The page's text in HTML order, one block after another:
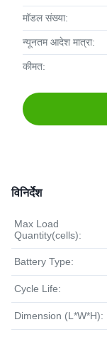
मॉडल संख्या:
न्यूनतम आदेश मात्रा:
कीमत:
विनिर्देश
Max Load
Quantity(cells):
Battery Type:
Cycle Life:
Dimension (L*W*H):